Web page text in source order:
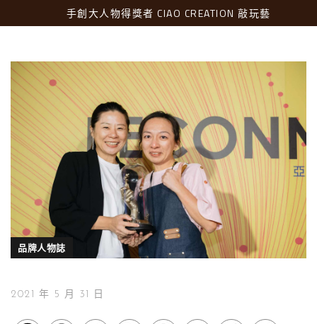
手創大人物得獎者 CIAO CREATION 敲玩藝
品牌人物誌
2021 年 5 月 31 日